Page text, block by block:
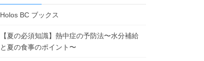
Holos BC ブックス
【夏の必須知識】熱中症の予防法〜水分補給
と夏の食事のポイント〜